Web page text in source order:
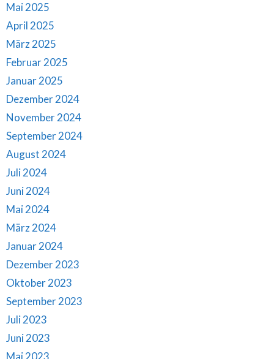
Mai 2025
April 2025
März 2025
Februar 2025
Januar 2025
Dezember 2024
November 2024
September 2024
August 2024
Juli 2024
Juni 2024
Mai 2024
März 2024
Januar 2024
Dezember 2023
Oktober 2023
September 2023
Juli 2023
Juni 2023